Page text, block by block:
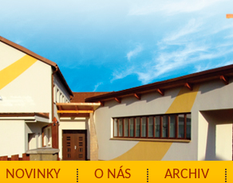
NOVINKY O NÁS ARCHIV